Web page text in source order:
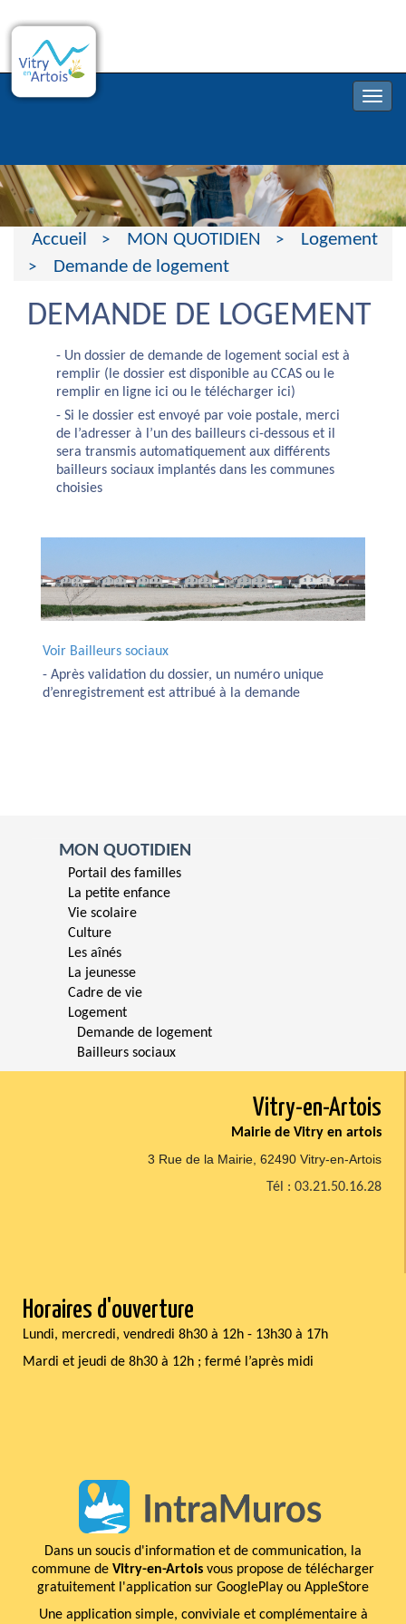
Accueil MON QUOTIDIEN
Logement
Demande de logement
DEMANDE DE LOGEMENT
- Un dossier de demande de logement social est à
remplir (le dossier est disponible au CCAS ou le
remplir en ligne ici ou le télécharger ici)
- Si le dossier est envoyé par voie postale, merci
de l’adresser à l’un des bailleurs ci-dessous et il
sera transmis automatiquement aux différents
bailleurs sociaux implantés dans les communes
choisies
Voir Bailleurs sociaux
- Après validation du dossier, un numéro unique
d’enregistrement est attribué à la demande
MON QUOTIDIEN
Portail des familles
La petite enfance
Vie scolaire
Culture
Les aînés
La jeunesse
Cadre de vie
Logement
Demande de logement
Bailleurs sociaux
Vitry-en-Artois
Mairie de Vitry en artois
3 Rue de la Mairie, 62490 Vitry-en-Artois
Tél : 03.21.50.16.28
Horaires d'ouverture
Lundi, mercredi, vendredi 8h30 à 12h - 13h30 à 17h
Mardi et jeudi de 8h30 à 12h ; fermé l’après midi
Dans un soucis d'information et de communication, la
commune de Vitry-en-Artois vous propose de télécharger
gratuitement l'application sur GooglePlay ou AppleStore
Une application simple, conviviale et complémentaire à